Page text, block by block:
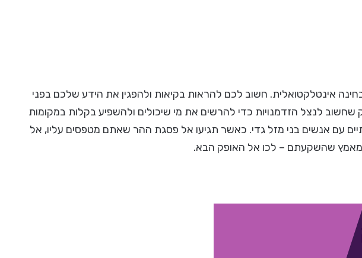
אינטלקטואלית. חשוב לכם להראות בקיאות ולהפגין את הידע שלכם בפני
לנצל הזדמנויות כדי להרשים את מי שיכולים ולהשפיע בקלות במקומות
עם אנשים בני מזל גדי. כאשר תגיעו אל פסגת ההר שאתם מטפסים עליו, אל
שהשקעתם – לכו אל האופק הבא.